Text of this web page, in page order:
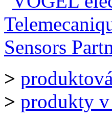
>
> produkty v